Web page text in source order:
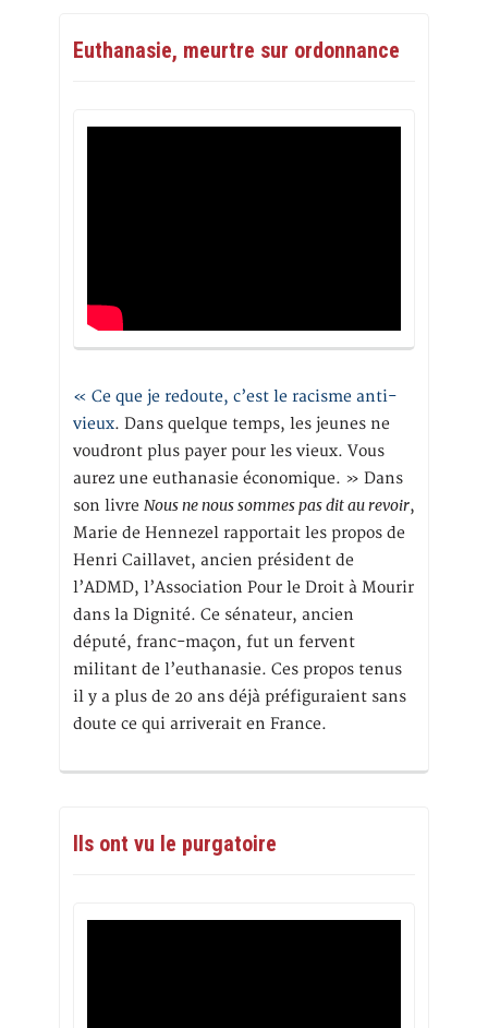
Euthanasie, meurtre sur ordonnance
« Ce que je redoute, c’est le racisme anti-
vieux. Dans quelque temps, les jeunes ne
voudront plus payer pour les vieux. Vous
aurez une euthanasie économique. » Dans
son livre Nous ne nous sommes pas dit au revoir,
Marie de Hennezel rapportait les propos de
Henri Caillavet, ancien président de
l’ADMD, l’Association Pour le Droit à Mourir
dans la Dignité. Ce sénateur, ancien
député, franc-maçon, fut un fervent
militant de l’euthanasie. Ces propos tenus
il y a plus de 20 ans déjà préfiguraient sans
doute ce qui arriverait en France.
Ils ont vu le purgatoire